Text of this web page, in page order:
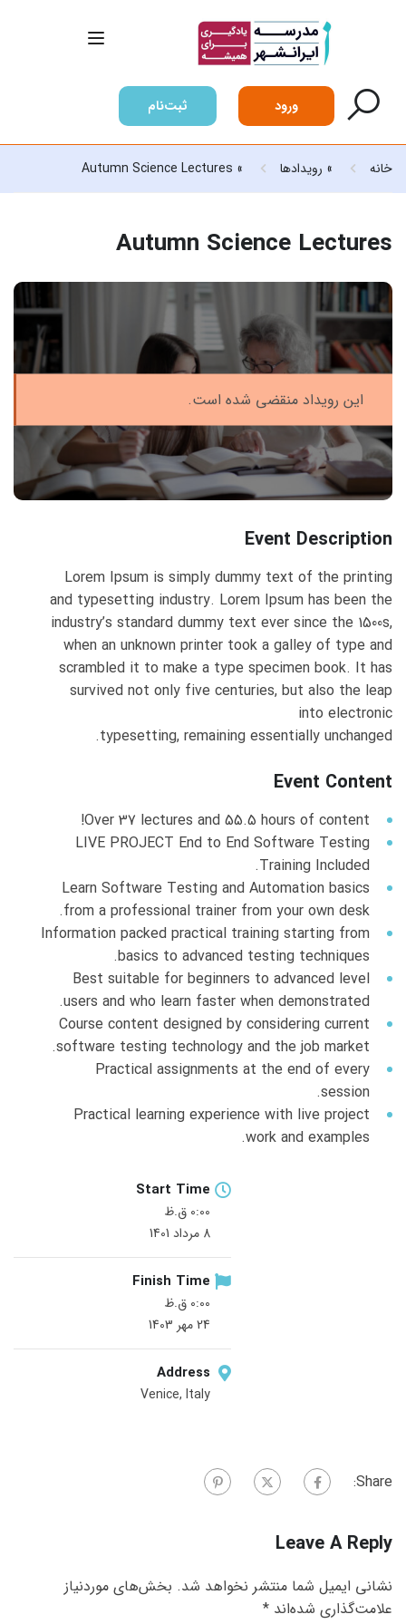
ورود ثبت‌نام
خانه » رویدادها »
Autumn Science Lectures
Autumn Science Lectures
این رویداد منقضی شده است.
Event Description
Lorem Ipsum is simply dummy text of the printing
and typesetting industry. Lorem Ipsum has been the
industry’s standard dummy text ever since the 1500s,
when an unknown printer took a galley of type and
scrambled it to make a type specimen book. It has
survived not only five centuries, but also the leap
into electronic
typesetting, remaining essentially unchanged.
Event Content
Over 37 lectures and 55.5 hours of content!
LIVE PROJECT End to End Software Testing
Training Included.
Learn Software Testing and Automation basics
from a professional trainer from your own desk.
Information packed practical training starting from
basics to advanced testing techniques.
Best suitable for beginners to advanced level
users and who learn faster when demonstrated.
Course content designed by considering current
software testing technology and the job market.
Practical assignments at the end of every
session.
Practical learning experience with live project
work and examples.
Start Time
0:00 ق.ظ
8 مرداد 1401
Finish Time
0:00 ق.ظ
24 مهر 1403
Address
Venice, Italy
Share:
Leave A Reply
نشانی ایمیل شما منتشر نخواهد شد. بخش‌های موردنیاز
علامت‌گذاری شده‌اند *